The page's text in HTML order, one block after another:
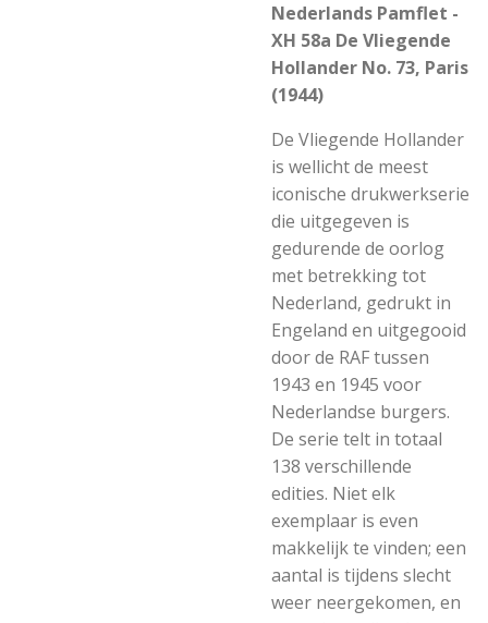
Nederlands Pamflet -
XH 58a De Vliegende
Hollander No. 73, Paris
(1944)
De Vliegende Hollander
is wellicht de meest
iconische drukwerkserie
die uitgegeven is
gedurende de oorlog
met betrekking tot
Nederland, gedrukt in
Engeland en uitgegooid
door de RAF tussen
1943 en 1945 voor
Nederlandse burgers.
De serie telt in totaal
138 verschillende
edities. Niet elk
exemplaar is even
makkelijk te vinden; een
aantal is tijdens slecht
weer neergekomen, en